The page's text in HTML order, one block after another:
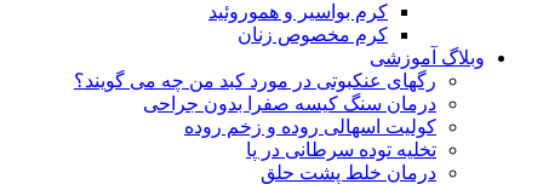
کرم بواسیر و هموروئید
کرم مخصوص زنان
وبلاگ آموزشی
رگهای عنکبوتی در مورد کبد من چه می گویند؟
درمان سنگ کیسه صفرا بدون جراحی
کولیت اسهالی روده و زخم روده
تخلیه توده سرطانی در پا
درمان خلط پشت حلق